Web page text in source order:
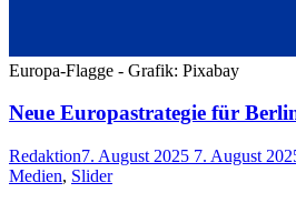
Europa-Flagge - Grafik: Pixabay
Neue Europastrategie für
Redaktion7. August 2025 7. August
Medien, Slider